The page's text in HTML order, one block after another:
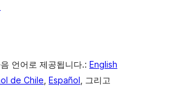
언어로 제공됩니다.: English
de Chile, Español, 그리고